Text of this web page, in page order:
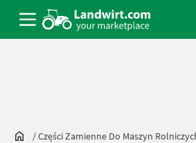
/Części Zamienne Do Maszyn